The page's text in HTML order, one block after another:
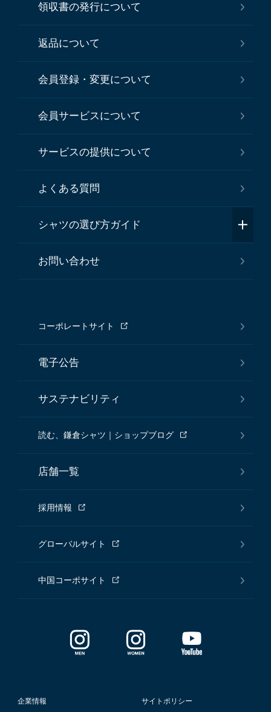
領収書の発行について
返品について
会員登録・変更について
会員サービスについて
サービスの提供について
よくある質問
シャツの選び方ガイド
お問い合わせ
コーポレートサイト
電子公告
サステナビリティ
読む、鎌倉シャツ｜ショップブログ
店舗一覧
採用情報
グローバルサイト
中国コーポサイト
企業情報 サイトポリシー